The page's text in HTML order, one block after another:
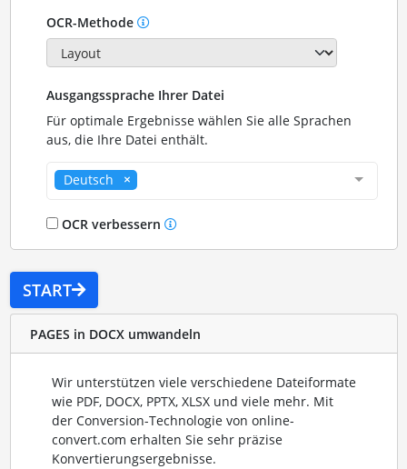
OCR-Methode
Ausgangssprache Ihrer Datei
Für optimale Ergebnisse wählen Sie alle Sprachen
aus, die Ihre Datei enthält.
Deutsch
OCR verbessern
START
PAGES in DOCX umwandeln
Wir unterstützen viele verschiedene Dateiformate
wie PDF, DOCX, PPTX, XLSX und viele mehr. Mit
der Conversion-Technologie von online-
convert.com erhalten Sie sehr präzise
Konvertierungsergebnisse.